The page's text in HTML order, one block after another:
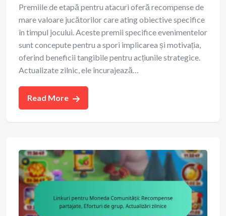
Premiile de etapă pentru atacuri oferă recompense de
mare valoare jucătorilor care ating obiective specifice
în timpul jocului. Aceste premii specifice evenimentelor
sunt concepute pentru a spori implicarea și motivația,
oferind beneficii tangibile pentru acțiunile strategice.
Actualizate zilnic, ele încurajează…
Read More